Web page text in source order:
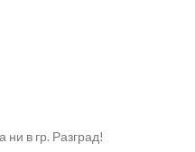
в гр. Разград!